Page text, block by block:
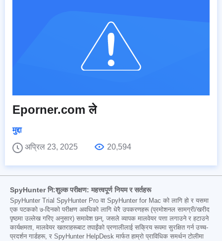
Eporner.com ले
मुद्दा
अप्रिल 23, 2025
20,594
SpyHunter नि:शुल्क परीक्षण: महत्त्वपूर्ण नियम र सर्तहरू
SpyHunter Trial SpyHunter Pro वा SpyHunter for Mac को लागि हो र यसमा
एक पटकको ७-दिनको परीक्षण अवधिको लागि धेरै उपकरणहरू (प्रमोशनल सामग्री/खरीद
पृष्ठमा उल्लेख गरिए अनुसार) समावेश छन्, जसले व्यापक मालवेयर पत्ता लगाउने र हटाउने
कार्यक्षमता, मालवेयर खतराहरूबाट तपाईंको प्रणालीलाई सक्रिय रूपमा सुरक्षित गर्न उच्च-
प्रदर्शन गार्डहरू, र SpyHunter HelpDesk मार्फत हाम्रो प्राविधिक समर्थन टोलीमा